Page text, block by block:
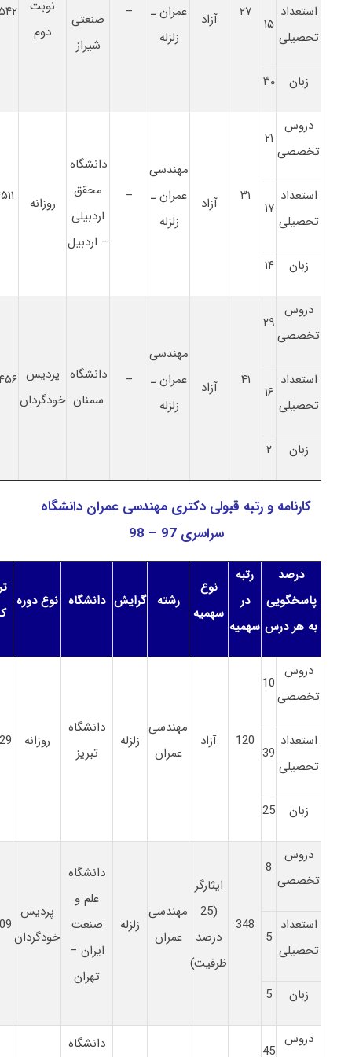
۲۷ آزاد
ﻋﻤﺮان ـ
زلزله
–
صنعتی
شیراز
نوبت
دوم
استعداد
تحصیلی
۱۵
زبان ۳۰
دروس
تخصصی
۲۱
۳۱ آزاد
ﻣﻬﻨﺪسی
ﻋﻤﺮان ـ
زلزله
–
دانشگاه
محقق
اردبیلی
– اردبیل
روزانه
استعداد
تحصیلی
۱۷
زبان ۱۴
دروس
تخصصی
۲۹
۴۱ آزاد
ﻣﻬﻨﺪسی
ﻋﻤﺮان ـ
زلزله
–
دانشگاه
سمنان
پردیس
خودگردان
استعداد
تحصیلی
۱۶
زبان ۲
کارنامه و رتبه قبولی دکتری ﻣﻬﻨﺪسی ﻋﻤﺮان دانشگاه
سراسری 97 – 98
درصد
پاسخگویی
به هر درس
رتبه
در
سهمیه
نوع
سهمیه
رشته گرایش دانشگاه نوع دوره
دروس
تخصصی
10
120 آزاد
مهندسی
عمران
زلزله
دانشگاه
تبریز
روزانه
استعداد
تحصیلی
39
زبان 25
دروس
تخصصی
8
348
ایثارگر
(25
درصد
ظرفیت)
مهندسی
عمران
زلزله
دانشگاه
علم و
صنعت
ایران –
تهران
پردیس
خودگردان
استعداد
تحصیلی
5
زبان 5
دروس
45
دانشگاه